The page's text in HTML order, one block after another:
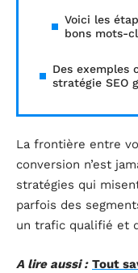
Voici les
bons mots-
Des exemples
stratégie SEO
La frontière entre
conversion n’est
stratégies qui
parfois des
un trafic qualifié et
A lire aussi : Tout